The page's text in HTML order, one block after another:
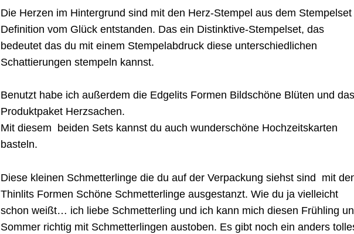
Die Herzen im Hintergrund sind mit den Herz-Stempel aus dem Stempelset
Definition vom Glück entstanden. Das ein Distinktive-Stempelset, das
bedeutet das du mit einem Stempelabdruck diese unterschiedlichen
Schattierungen stempeln kannst.
Benutzt habe ich außerdem die Edgelits Formen Bildschöne Blüten und das
Produktpaket Herzsachen.
Mit diesem beiden Sets kannst du auch wunderschöne Hochzeitskarten
basteln.
Diese kleinen Schmetterlinge die du auf der Verpackung siehst sind mit
Thinlits Formen Schöne Schmetterlinge ausgestanzt. Wie du ja vielleicht
schon weißt… ich liebe Schmetterling und ich kann mich diesen Frühling
Sommer richtig mit Schmetterlingen austoben. Es gibt noch ein anders